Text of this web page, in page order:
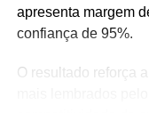
apresenta margem
confiança de 95%.
O resultado reforça